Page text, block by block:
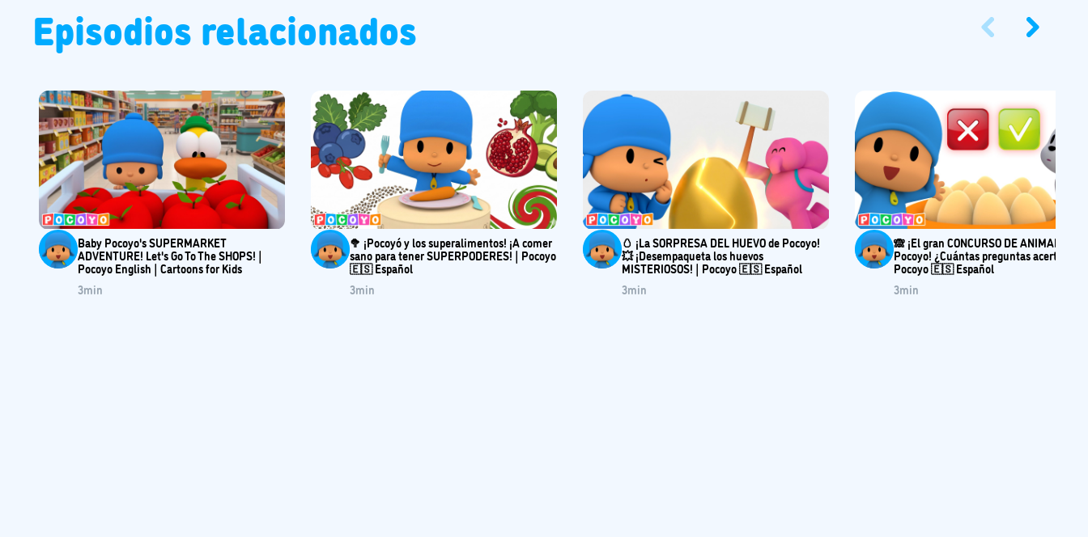
Episodios relacionados
Baby Pocoyo's SUPERMARKET
ADVENTURE! Let's Go To The SHOPS! |
Pocoyo English | Cartoons for Kids
3min
🥦 ¡Pocoyó y los superalimentos! ¡A comer
sano para tener SUPERPODERES! | Pocoyo
🇪🇸 Español
3min
🥚 ¡La SORPRESA DEL HUEVO de Pocoyo!
💥 ¡Desempaqueta los huevos
MISTERIOSOS! | Pocoyo 🇪🇸 Español
3min
🙈 ¡El gran CONCURSO DE ANIMALES de
Pocoyo! ¿Cuántas preguntas acertarás?
Pocoyo 🇪🇸 Español
3min